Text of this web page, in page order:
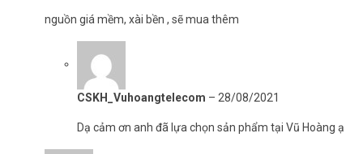
nguồn giá mềm, xài bền , sẽ mua thêm
CSKH_Vuhoangtelecom – 28/08/2021
Dạ cảm ơn anh đã lựa chọn sản phẩm tại Vũ Hoàng ạ